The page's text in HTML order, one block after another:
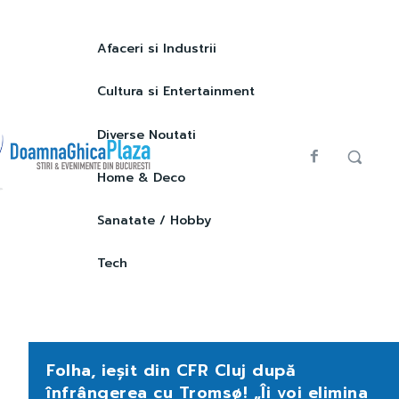
Afaceri si Industrii
Cultura si Entertainment
Diverse Noutati
Home & Deco
Sanatate / Hobby
Tech
Folha, ieșit din CFR Cluj după
înfrângerea cu Tromsø! „Îi voi elimina